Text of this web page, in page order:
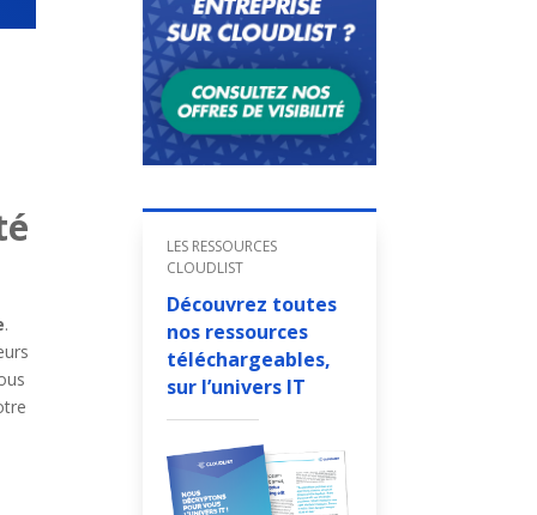
.
LES RESSOURCES
CLOUDLIST
Découvrez toutes
nos ressources
téléchargeables,
sur l’univers IT